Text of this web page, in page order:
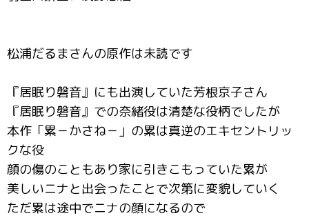
松浦だるまさんの原作は未読です
『居眠り磐音』にも出演していた芳根京子さん
『居眠り磐音』での奈緒役は清楚な役柄でしたが
本作「累－かさね－」の累は真逆のエキセントリッ
クな役
顔の傷のこともあり家に引きこもっていた累が
美しいニナと出会ったことで次第に変貌していく
ただ累は途中でニナの顔になるので